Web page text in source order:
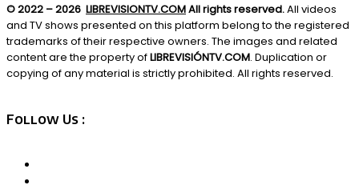
© 2022 – 2026 LIBREVISIONTV.COMAll rights reserved.All videos
and TV shows presented on this platform belong to the registered
trademarks of their respective owners. The images and related
content are the property ofLIBREVISIÓNTV.COM. Duplication or
copying of any material is strictly prohibited. All rights reserved.
Follow Us :